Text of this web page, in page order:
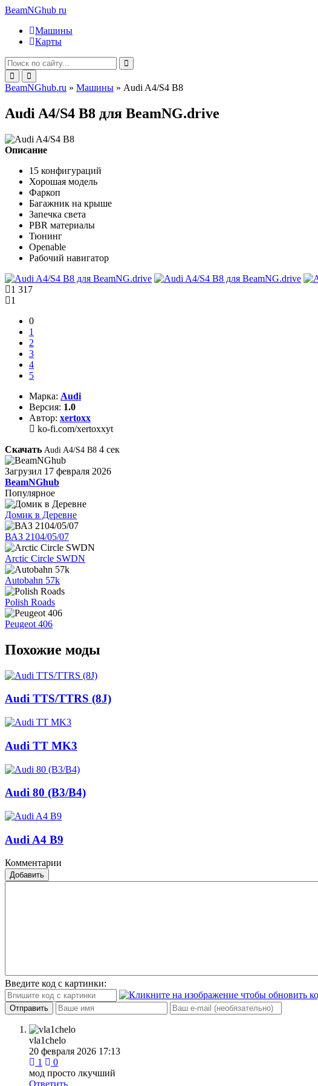
BeamNGhub ru
Машины
Карты
BeamNGhub.ru » Машины » Audi A4/S4 B8
Audi A4/S4 B8 для BeamNG.drive
Описание
15 конфигураций
Хорошая модель
Фаркоп
Багажник на крыше
Запечка света
PBR материалы
Тюнинг
Openable
Рабочий навигатор
1 317
1
0
1
2
3
4
5
Марка: Audi
Версия: 1.0
Автор: xertoxx
ko-fi.com/xertoxxyt
Скачать Audi A4/S4 B8 4 сек
Загрузил 17 февраля 2026
BeamNGhub
Популярное
Домик в Деревне
ВАЗ 2104/05/07
Arctic Circle SWDN
Autobahn 57k
Polish Roads
Peugeot 406
Похожие моды
Audi TTS/TTRS (8J)
Audi TT MK3
Audi 80 (B3/B4)
Audi A4 B9
Комментарии
Добавить
Введите код с картинки:
Отправить
vla1chelo
20 февраля 2026 17:13
1
0
мод просто лкучший